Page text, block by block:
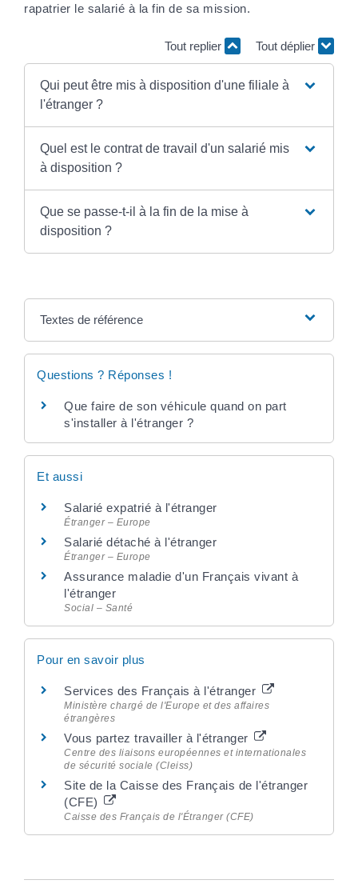
rapatrier le salarié à la fin de sa mission.
Tout replier Tout déplier
Qui peut être mis à disposition d'une filiale à
l'étranger ?
Quel est le contrat de travail d'un salarié mis
à disposition ?
Que se passe-t-il à la fin de la mise à
disposition ?
Textes de référence
Questions ? Réponses !
Que faire de son véhicule quand on part
s'installer à l'étranger ?
Et aussi
Salarié expatrié à l'étranger
Étranger – Europe
Salarié détaché à l'étranger
Étranger – Europe
Assurance maladie d'un Français vivant à
l'étranger
Social – Santé
Pour en savoir plus
Services des Français à l'étranger
Ministère chargé de l'Europe et des affaires
étrangères
Vous partez travailler à l'étranger
Centre des liaisons européennes et internationales
de sécurité sociale (Cleiss)
Site de la Caisse des Français de l'étranger
(CFE)
Caisse des Français de l'Étranger (CFE)